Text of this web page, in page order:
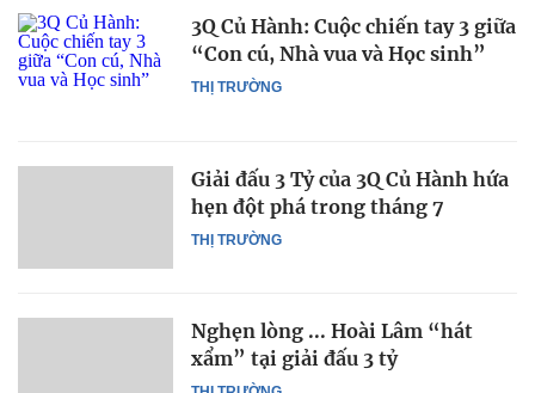
THỊ TRƯỜNG
3Q Củ Hành: Cuộc chiến tay 3 giữa
“Con cú, Nhà vua và Học sinh”
THỊ TRƯỜNG
Giải đấu 3 Tỷ của 3Q Củ Hành hứa
hẹn đột phá trong tháng 7
Nghẹn lòng ... Hoài Lâm “hát
xẩm” tại giải đấu 3 tỷ